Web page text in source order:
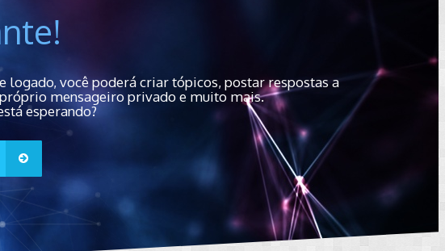
logado, você poderá criar tópicos, postar respostas a
mensageiro privado e muito mais.
esperando?